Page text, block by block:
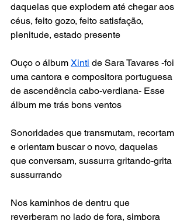
daquelas que explodem até chegar aos
céus, feito gozo, feito satisfação,
plenitude, estado presente
Ouço o álbum Xinti de Sara Tavares -foi
uma cantora e compositora portuguesa
de ascendência cabo-verdiana- Esse
álbum me trás bons ventos
Sonoridades que transmutam, recortam
e orientam buscar o novo, daquelas
que conversam, sussurra gritando-grita
sussurrando
Nos kaminhos de dentru que
reverberam no lado de fora, simbora